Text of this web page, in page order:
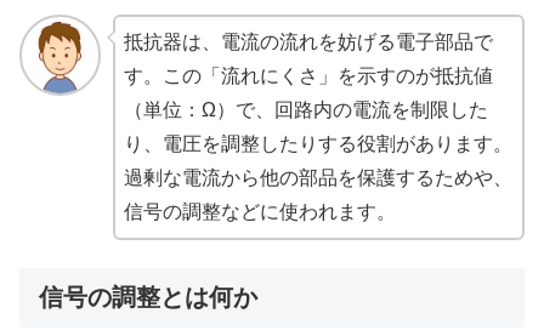
抵抗器は、電流の流れを妨げる電子部品で
す。この「流れにくさ」を示すのが抵抗値
（単位：Ω）で、回路内の電流を制限した
り、電圧を調整したりする役割があります。
過剰な電流から他の部品を保護するためや、
信号の調整などに使われます。
信号の調整とは何か